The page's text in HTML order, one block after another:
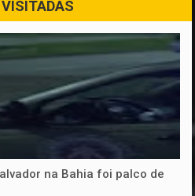
na Bahia foi palco de